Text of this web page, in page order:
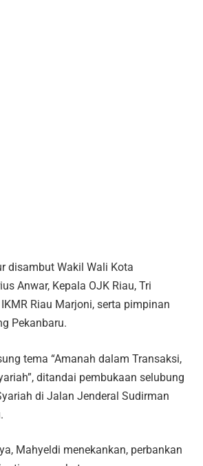
disambut Wakil Wali Kota
Anwar, Kepala OJK Riau, Tri
Riau Marjoni, serta pimpinan
Pekanbaru.
tema “Amanah dalam Transaksi,
ditandai pembukaan selubung
di Jalan Jenderal Sudirman
Mahyeldi menekankan, perbankan